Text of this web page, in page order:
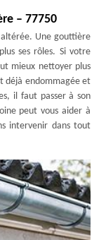
– 77750
Une gouttière
ses rôles. Si votre
mieux nettoyer plus
déjà endommagée et
il faut passer à son
peut vous aider à
intervenir dans tout